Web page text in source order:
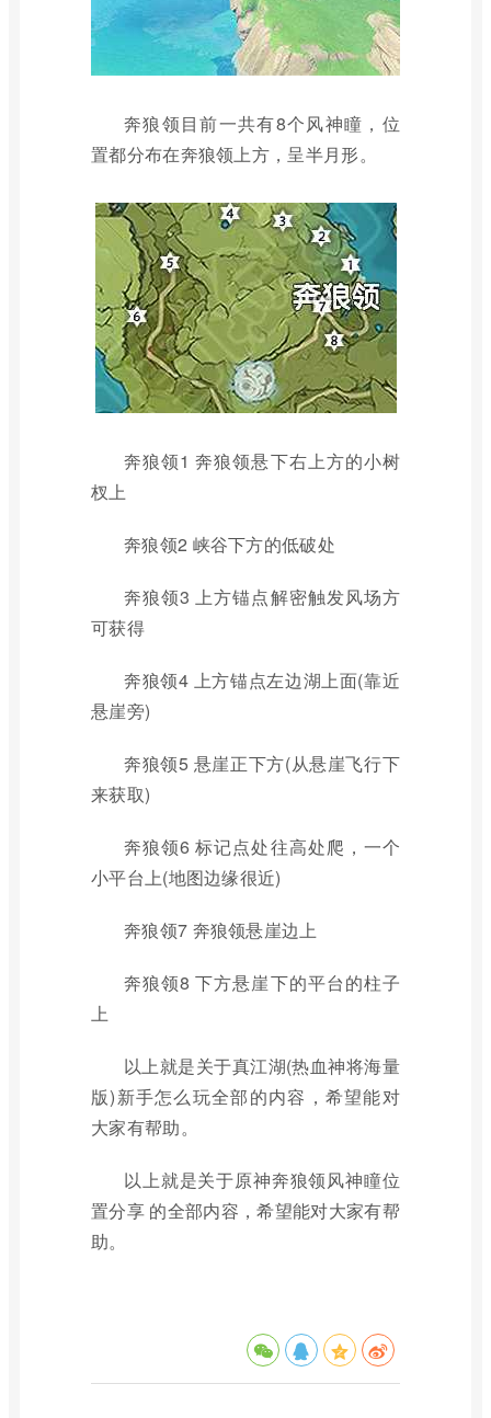
奔狼领目前一共有8个风神瞳，位
置都分布在奔狼领上方，呈半月形。
奔狼领1 奔狼领悬下右上方的小树
杈上
奔狼领2 峡谷下方的低破处
奔狼领3 上方锚点解密触发风场方
可获得
奔狼领4 上方锚点左边湖上面(靠近
悬崖旁)
奔狼领5 悬崖正下方(从悬崖飞行下
来获取)
奔狼领6 标记点处往高处爬，一个
小平台上(地图边缘很近)
奔狼领7 奔狼领悬崖边上
奔狼领8 下方悬崖下的平台的柱子
上
以上就是关于真江湖(热血神将海量
版)新手怎么玩全部的内容，希望能对
大家有帮助。
以上就是关于原神奔狼领风神瞳位
置分享 的全部内容，希望能对大家有帮
助。